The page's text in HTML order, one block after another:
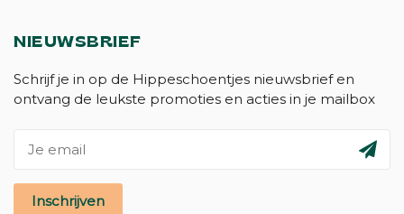
NIEUWSBRIEF
Schrijf je in op de Hippeschoentjes nieuwsbrief en
ontvang de leukste promoties en acties in je mailbox
Inschrijven